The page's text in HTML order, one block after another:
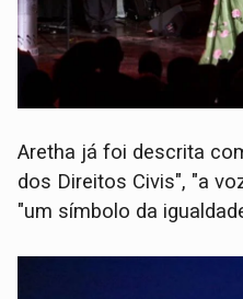
Aretha já foi descrita
dos Direitos Civis", "a
"um símbolo da